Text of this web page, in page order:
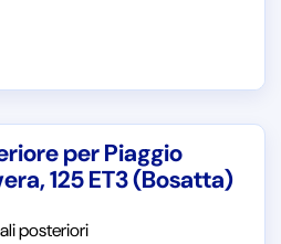
per Piaggio
125 ET3 (Bosatta)
posteriori